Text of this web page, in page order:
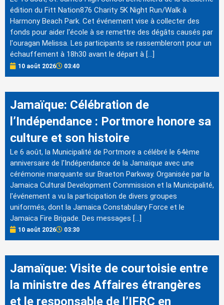
édition du Fitt Nation876 Charity 5K Night Run/Walk à
Harmony Beach Park. Cet événement vise à collecter des
fonds pour aider l'école à se remettre des dégâts causés par
l'ouragan Melissa. Les participants se rassembleront pour un
échauffement à 18h30 avant le départ à […]
10 août 2026 03:40
Jamaïque: Célébration de
l’Indépendance : Portmore honore sa
culture et son histoire
Le 6 août, la Municipalité de Portmore a célébré le 64ème
anniversaire de l'Indépendance de la Jamaïque avec une
cérémonie marquante sur Braeton Parkway. Organisée par la
Jamaica Cultural Development Commission et la Municipalité,
l'événement a vu la participation de divers groupes
uniformés, dont la Jamaica Constabulary Force et le
Jamaica Fire Brigade. Des messages […]
10 août 2026 03:30
Jamaïque: Visite de courtoisie entre
la ministre des Affaires étrangères
et le responsable de l’IFRC en